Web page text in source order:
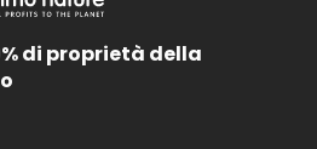
di proprietà della